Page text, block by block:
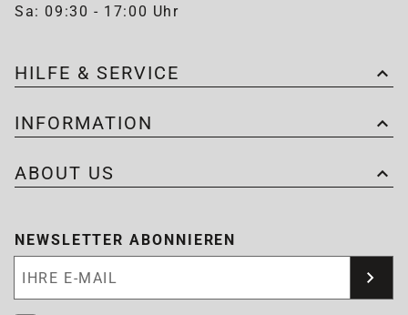
Sa: 09:30 - 17:00 Uhr
HILFE & SERVICE
INFORMATION
ABOUT US
NEWSLETTER ABONNIEREN